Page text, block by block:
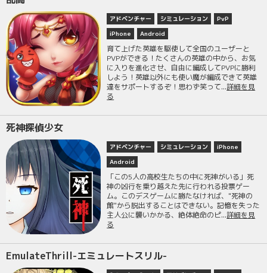
アドベンチャー シミュレーション
PvP
iPhone
Android
育て上げた英雄を駆使して全国のユーザーと
PVPができる！たくさんの英雄の中から、お気
に入りを進化させ、自由に編成してPVPに勝利
しよう！英雄以外にも使い魔が編成できて英雄
達をサポートするぞ！思わず笑って...詳細を見
る
死神探偵少女
アドベンチャー シミュレーション
iPhone
Android
「この5人の高校生たちの中に死神がいる」死
神の凶行を乗り越えた先に行われる投票ゲー
ム。このデスゲームに勝たなければ、"死神の
館"から脱出することはできない。記憶を失った
主人公に襲いかかる、絶体絶命のピ...詳細を見
る
EmulateThrill-エミュレートスリル-